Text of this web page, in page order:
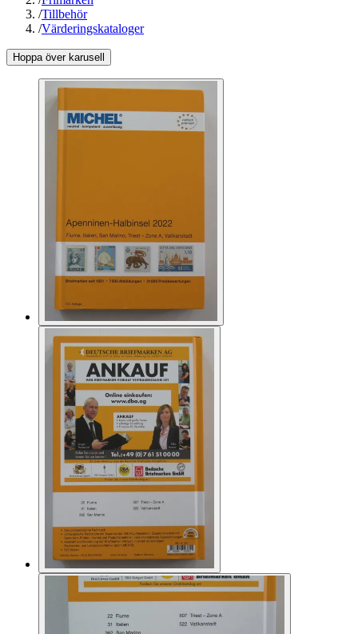
/Tillbehör
/Värderingskataloger
Hoppa över karusell